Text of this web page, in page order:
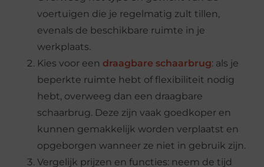
voertuigen die je regelmatig zult tillen,
evenals de beschikbare ruimte in je
werkplaats.
Kies voor een draagbare schaarbrug: als je
beperkte ruimte hebt of flexibiliteit nodig
hebt, overweeg dan een draagbare
schaarbrug. Deze zijn vaak goedkoper en
kunnen gemakkelijk worden verplaatst en
opgeborgen wanneer ze niet in gebruik zijn.
Vergelijk prijzen en functies: neem de tijd